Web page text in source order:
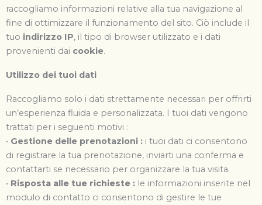
raccogliamo informazioni relative alla tua navigazione al
fine di ottimizzare il funzionamento del sito. Ciò include il
tuo indirizzo IP, il tipo di browser utilizzato e i dati
provenienti dai cookie.
Utilizzo dei tuoi dati
Raccogliamo solo i dati strettamente necessari per offrirti
un’esperienza fluida e personalizzata. I tuoi dati vengono
trattati per i seguenti motivi :
• Gestione delle prenotazioni : i tuoi dati ci consentono
di registrare la tua prenotazione, inviarti una conferma e
contattarti se necessario per organizzare la tua visita.
• Risposta alle tue richieste : le informazioni inserite nel
modulo di contatto ci consentono di gestire le tue